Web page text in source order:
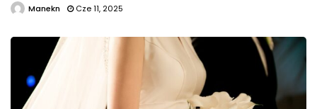
Manekn Cze 11, 2025